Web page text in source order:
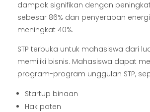
dampak signifikan dengan
sebesar 86% dan penyerapan
meningkat 40%.
STP terbuka untuk mahasiswa dari
memiliki bisnis. Mahasiswa dapat
program-program unggulan STP,
Startup binaan
Hak paten